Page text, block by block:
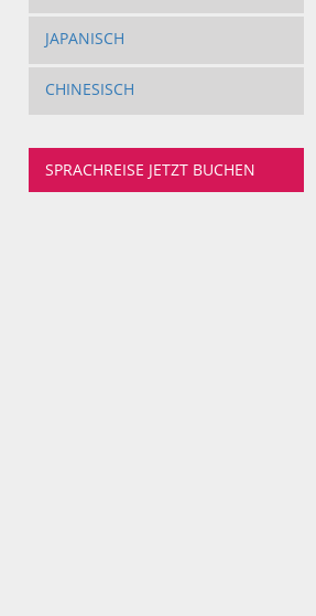
JAPANISCH
CHINESISCH
SPRACHREISE JETZT BUCHEN